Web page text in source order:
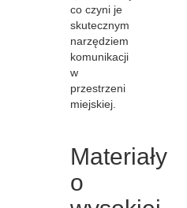
co czyni je
skutecznym
narzędziem
komunikacji
w
przestrzeni
miejskiej.
Materiały
o